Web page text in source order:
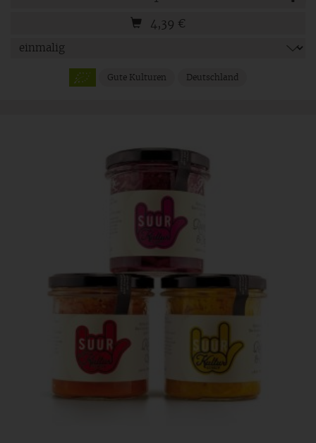
4,39 €
Gute Kulturen Deutschland